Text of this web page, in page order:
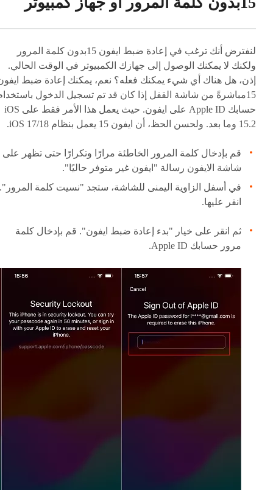
لنفترض أنك ترغب في إعادة ضبط ايفون 15بدون كلمة المرور
ولكنك لا يمكنك الوصول إلى جهازك الكمبيوتر في الوقت الحالي.
إذن، هل هناك أي شيء يمكنك فعله؟ نعم، يمكنك إعادة ضبط
15مباشرةً من شاشة القفل إذا كان قد تم تسجيل الدخول
حسابك Apple ID على ايفون. حيث يعمل هذا الأمر فقط على iOS
15.2 وما بعد. ولحسن الحظ، أن ايفون 15 يعمل بنظام iOS 17/18.
قم بإدخال كلمة المرور الخاطئة مرارًا وتكرارًا حتى تظهر على
شاشة الايفون رسالة "ايفون غير متوفر حاليًا".
في أسفل الزاوية اليمنى للشاشة، ستجد "نسيت كلمة المرور".
انقر عليها.
ثم انقر على خيار "بدء إعادة ضبط ايفون". قم بإدخال كلمة
مرور حسابك Apple ID.